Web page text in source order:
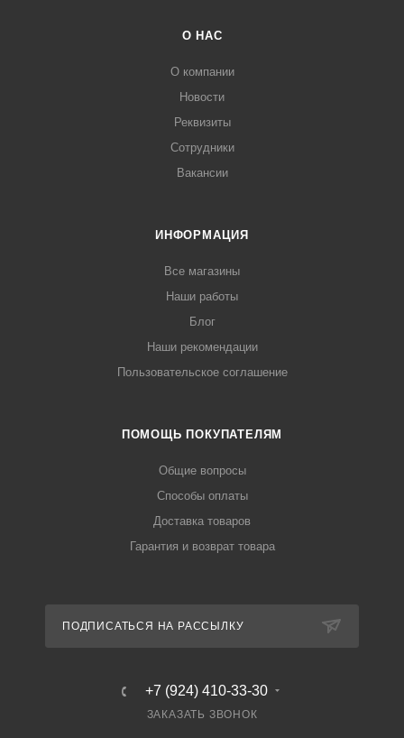
О НАС
О компании
Новости
Реквизиты
Сотрудники
Вакансии
ИНФОРМАЦИЯ
Все магазины
Наши работы
Блог
Наши рекомендации
Пользовательское соглашение
ПОМОЩЬ ПОКУПАТЕЛЯМ
Общие вопросы
Способы оплаты
Доставка товаров
Гарантия и возврат товара
ПОДПИСАТЬСЯ НА РАССЫЛКУ
+7 (924) 410-33-30
ЗАКАЗАТЬ ЗВОНОК